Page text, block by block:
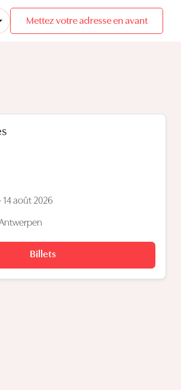
Mettez votre adresse en avant
août 2026
Billets